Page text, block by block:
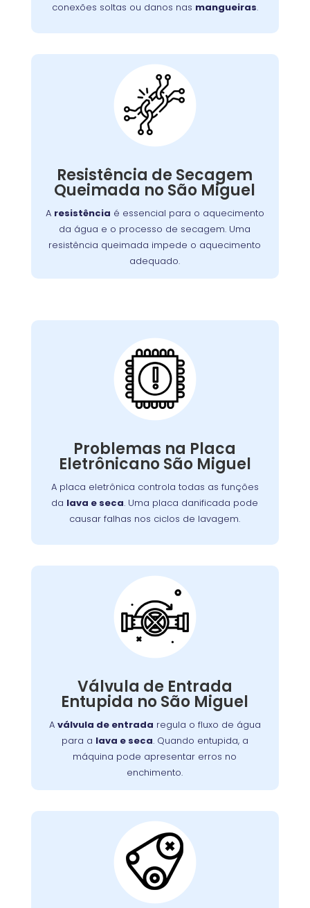
conexões soltas ou danos nas mangueiras.
Resistência de Secagem
Queimada no São Miguel
A resistência é essencial para o aquecimento
da água e o processo de secagem. Uma
resistência queimada impede o aquecimento
adequado.
Máquina Com
Resistência
Queimada:
A resistência de secagem é responsável pelo
aquecimento do ar dentro da
lava e seca
queimada, a máquina não seca as roupas
adequadamente. Isso pode ocorrer por
desgaste, sobrecarga ou acúmulo de fiapos.
Substituir a resistência é crucial para
restabelecer a função de secagem.
Problemas na Placa
Eletrônicano São Miguel
A placa eletrônica controla todas as funções
da lava e seca. Uma placa danificada pode
causar falhas nos ciclos de lavagem.
Placa Eletrônica
Queimada:
A placa eletrônica controla todas as funções
. Uma placa danificada pode
ou na interface de controle.
Problemas
elétricos
ou picos de energia são causas
comuns. A reparação ou substituição garante
o controle adequado das funções da máquina.
Válvula de Entrada
Entupida no São Miguel
A válvula de entrada regula o fluxo de água
para a lava e seca. Quando entupida, a
máquina pode apresentar erros no
enchimento.
Válvula de Entrada de
Água Entupida
A válvula de entrada regula o fluxo de água
máquina pode apresentar erros no
enchimento ou não iniciar o ciclo de lavagem.
comuns. Limpeza ou substituição da válvula é
necessária para o fluxo adequado de água.
Correia do Tambor
Desgastada: